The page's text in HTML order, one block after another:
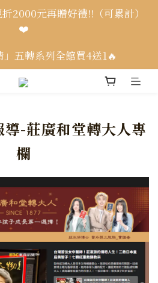
2000元再贈好禮!!（可累計）
❤️
」五轉系列全館買4送1🔥
-莊廣和堂轉大人專
欄